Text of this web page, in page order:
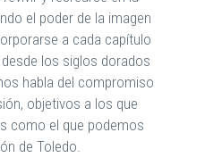
el poder de la imagen
a cada capítulo
los siglos dorados
habla del compromiso
objetivos a los que
como el que podemos
de Toledo.